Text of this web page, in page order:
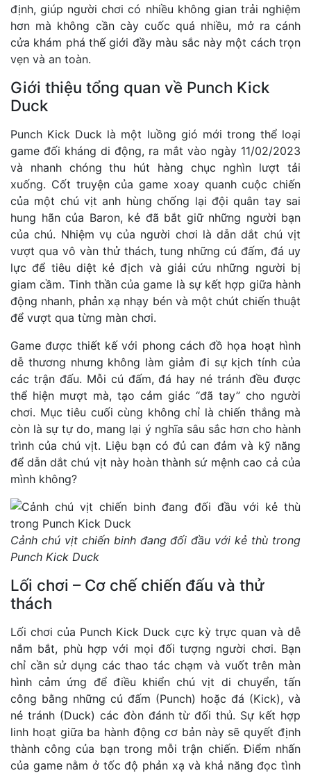
định, giúp người chơi có nhiều không gian trải nghiệm
hơn mà không cần cày cuốc quá nhiều, mở ra cánh
cửa khám phá thế giới đầy màu sắc này một cách trọn
vẹn và an toàn.
Giới thiệu tổng quan về Punch Kick
Duck
Punch Kick Duck là một luồng gió mới trong thể loại
game đối kháng di động, ra mắt vào ngày 11/02/2023
và nhanh chóng thu hút hàng chục nghìn lượt tải
xuống. Cốt truyện của game xoay quanh cuộc chiến
của một chú vịt anh hùng chống lại đội quân tay sai
hung hãn của Baron, kẻ đã bắt giữ những người bạn
của chú. Nhiệm vụ của người chơi là dẫn dắt chú vịt
vượt qua vô vàn thử thách, tung những cú đấm, đá uy
lực để tiêu diệt kẻ địch và giải cứu những người bị
giam cầm. Tinh thần của game là sự kết hợp giữa hành
động nhanh, phản xạ nhạy bén và một chút chiến thuật
để vượt qua từng màn chơi.
Game được thiết kế với phong cách đồ họa hoạt hình
dễ thương nhưng không làm giảm đi sự kịch tính của
các trận đấu. Mỗi cú đấm, đá hay né tránh đều được
thể hiện mượt mà, tạo cảm giác “đã tay” cho người
chơi. Mục tiêu cuối cùng không chỉ là chiến thắng mà
còn là sự tự do, mang lại ý nghĩa sâu sắc hơn cho hành
trình của chú vịt. Liệu bạn có đủ can đảm và kỹ năng
để dẫn dắt chú vịt này hoàn thành sứ mệnh cao cả của
mình không?
Cảnh chú vịt chiến binh đang đối đầu với kẻ thù trong
Punch Kick Duck
Lối chơi – Cơ chế chiến đấu và thử
thách
Lối chơi của Punch Kick Duck cực kỳ trực quan và dễ
nắm bắt, phù hợp với mọi đối tượng người chơi. Bạn
chỉ cần sử dụng các thao tác chạm và vuốt trên màn
hình cảm ứng để điều khiển chú vịt di chuyển, tấn
công bằng những cú đấm (Punch) hoặc đá (Kick), và
né tránh (Duck) các đòn đánh từ đối thủ. Sự kết hợp
linh hoạt giữa ba hành động cơ bản này sẽ quyết định
thành công của bạn trong mỗi trận chiến. Điểm nhấn
của game nằm ở tốc độ phản xạ và khả năng đọc tình